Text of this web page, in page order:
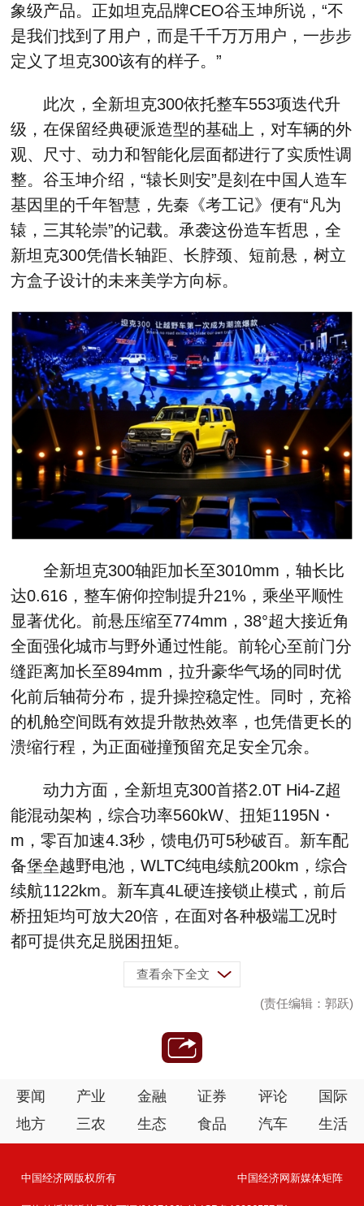
象级产品。正如坦克品牌CEO谷玉坤所说，“不
是我们找到了用户，而是千千万万用户，一步步
定义了坦克300该有的样子。”
此次，全新坦克300依托整车553项迭代升
级，在保留经典硬派造型的基础上，对车辆的外
观、尺寸、动力和智能化层面都进行了实质性调
整。谷玉坤介绍，“辕长则安”是刻在中国人造车
基因里的千年智慧，先秦《考工记》便有“凡为
辕，三其轮崇”的记载。承袭这份造车哲思，全
新坦克300凭借长轴距、长脖颈、短前悬，树立
方盒子设计的未来美学方向标。
全新坦克300轴距加长至3010mm，轴长比
达0.616，整车俯仰控制提升21%，乘坐平顺性
显著优化。前悬压缩至774mm，38°超大接近角
全面强化城市与野外通过性能。前轮心至前门分
缝距离加长至894mm，拉升豪华气场的同时优
化前后轴荷分布，提升操控稳定性。同时，充裕
的机舱空间既有效提升散热效率，也凭借更长的
溃缩行程，为正面碰撞预留充足安全冗余。
动力方面，全新坦克300首搭2.0T Hi4-Z超
能混动架构，综合功率560kW、扭矩1195N・
m，零百加速4.3秒，馈电仍可5秒破百。新车配
备堡垒越野电池，WLTC纯电续航200km，综合
续航1122km。新车真4L硬连接锁止模式，前后
桥扭矩均可放大20倍，在面对各种极端工况时
都可提供充足脱困扭矩。
查看余下全文
(责任编辑：郭跃)
要闻 产业 金融 证券 评论
国际
地方
三农 生态 食品 汽车 生活
中国经济网版权所有 中国经济网新媒体矩阵